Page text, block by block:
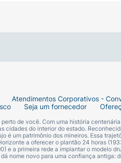
Atendimentos Corporativos -
Seja um fornecedor
de você. Com uma história
cidades do interior do estado.
é um patrimônio dos mineiros. Essa
a oferecer o plantão 24 horas
e a primeira rede a implantar o modelo
nome novo para uma confiança